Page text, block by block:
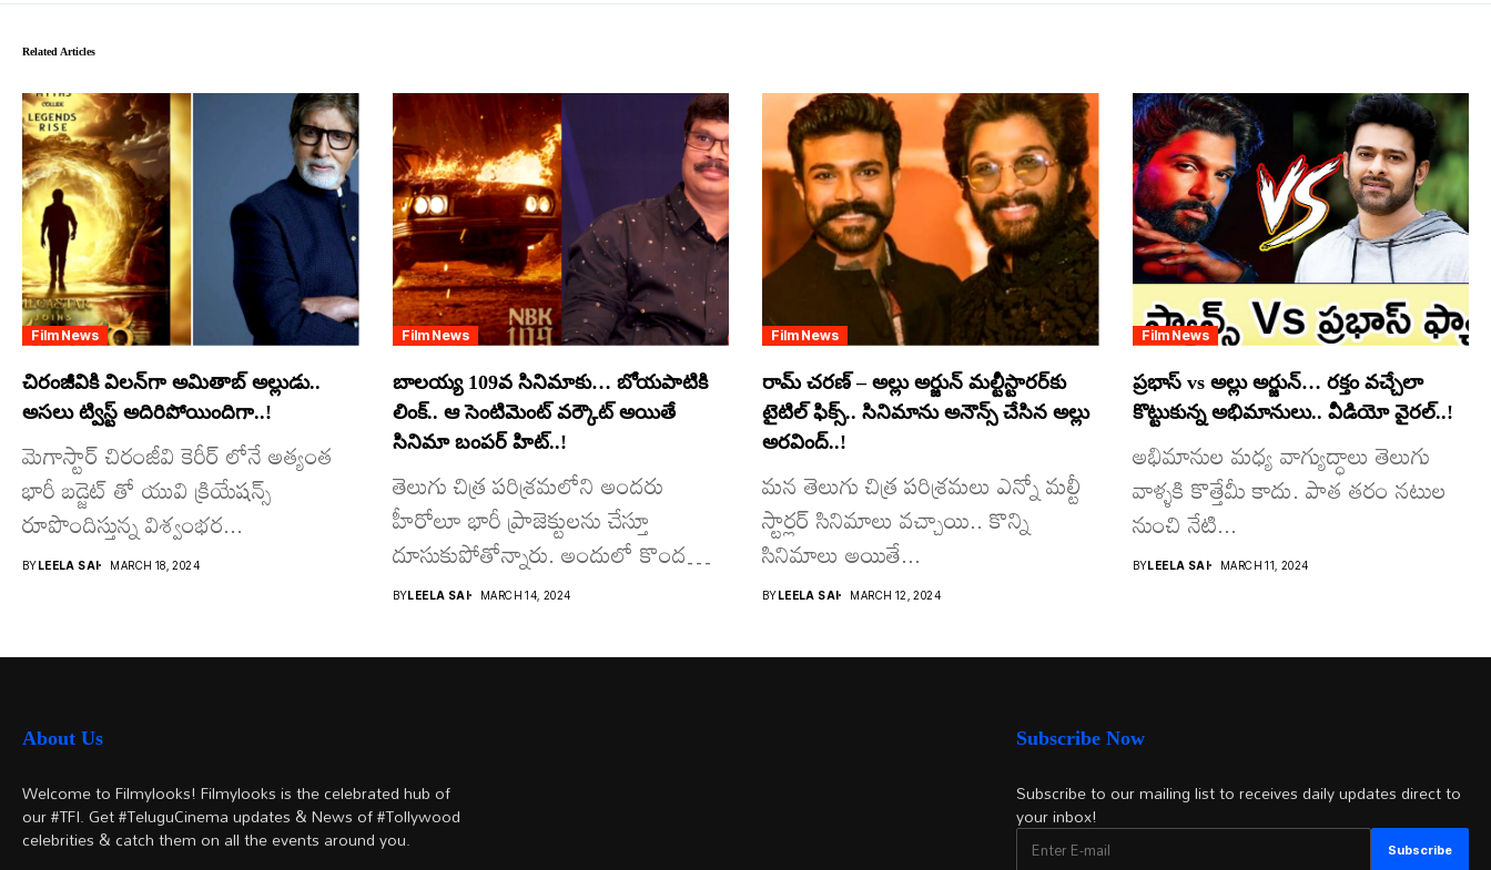
Related Articles
Film News
చిరంజీవికి విలన్‌గా అమితాబ్ అల్లుడు..
అసలు ట్విస్ట్ అదిరిపోయిందిగా..!
మెగాస్టార్ చిరంజీవి కెరీర్ లోనే అత్యంత
భారీ బడ్జెట్ తో యువి క్రియేషన్స్
రూపొందిస్తున్న విశ్వంభర...
BYLEELA SAI MARCH 18, 2024
Film News
బాలయ్య 109వ సినిమాకు… బోయపాటికి
లింక్.. ఆ సెంటిమెంట్ వర్కౌట్ అయితే
సినిమా బంపర్ హిట్..!
తెలుగు చిత్ర పరిశ్రమలోని అందరు
హీరోలూ భారీ ప్రాజెక్టులను చేస్తూ
దూసుకుపోతోన్నారు. అందులో కొందరు
మాత్రమే...
BYLEELA SAI MARCH 14, 2024
Film News
రామ్ చరణ్ – అల్లు అర్జున్ మల్టీస్టారర్​కు
టైటిల్ ఫిక్స్.. సినిమాను అనౌన్స్ చేసిన అల్లు
అరవింద్..!
మన తెలుగు చిత్ర పరిశ్రమలు ఎన్నో మల్టీ
స్టార్లర్ సినిమాలు వచ్చాయి.. కొన్ని
సినిమాలు అయితే...
BYLEELA SAI MARCH 12, 2024
Film News
ప్రభాస్ vs అల్లు అర్జున్… రక్తం వచ్చేలా
కొట్టుకున్న అభిమానులు.. వీడియో వైరల్..!
అభిమానుల మధ్య వాగ్యుద్ధాలు తెలుగు
వాళ్ళకి కొత్తేమీ కాదు. పాత తరం నటుల
నుంచి నేటి...
BYLEELA SAI MARCH 11, 2024
About Us
Welcome to Filmylooks! Filmylooks is the celebrated hub of
our #TFI. Get #TeluguCinema updates & News of #Tollywood
celebrities & catch them on all the events around you.
Subscribe Now
Subscribe to our mailing list to receives daily updates direct to
your inbox!